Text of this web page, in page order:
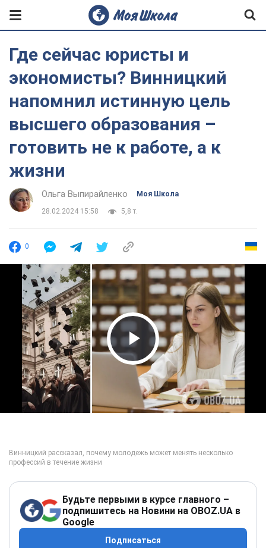
Где сейчас юристы и
экономисты? Винницкий
напомнил истинную цель
высшего образования –
готовить не к работе, а к
жизни
Ольга Выпирайленко Моя Школа
28.02.2024 15:58 5,8 т.
0
Play Video
Будьте первыми в курсе главного –
подпишитесь на Новини на OBOZ.UA в
Google
Подписаться